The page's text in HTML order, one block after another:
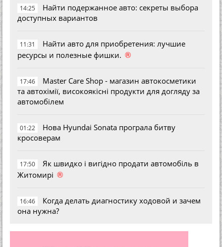
14:25
Найти подержанное авто: секреты выбора
доступных вариантов
11:31
Найти авто для приобретения: лучшие
ресурсы и полезные фишки. ®
17:46
Master Care Shop - магазин автокосметики
та автохімії, високоякісні продукти для догляду за
автомобілем
01:22
Нова Hyundai Sonata програла битву
кросоверам
17:50
Як швидко і вигідно продати автомобіль в
Житомирі ®
16:46
Когда делать диагностику ходовой и зачем
она нужна?